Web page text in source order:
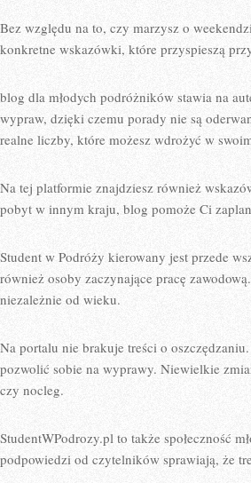
Bez względu na to, czy marzysz o
konkretne wskazówki, które przyspieszą
blog dla młodych podróżników stawia na
wypraw, dzięki czemu porady nie są
realne liczby, które możesz wdrożyć w
Na tej platformie znajdziesz również
pobyt w innym kraju, blog pomoże Ci
Student w Podróży kierowany jest przede
również osoby zaczynające pracę
niezależnie od wieku.
Na portalu nie brakuje treści o
pozwolić sobie na wyprawy. Niewielkie
czy nocleg.
StudentWPodrozy.pl to także społeczność
podpowiedzi od czytelników sprawiają, że